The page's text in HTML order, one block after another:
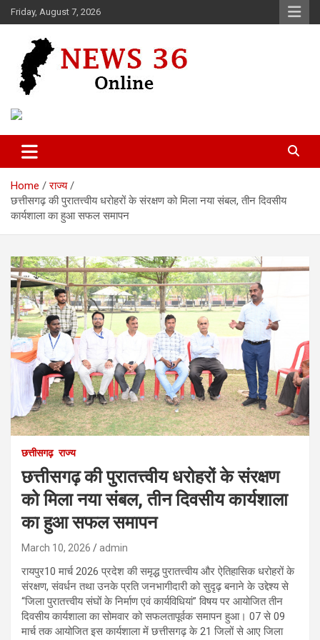
Skip
to
Friday, August 7, 2026
News 36
Home
राज्य
छत्तीसगढ़ की पुरातत्त्वीय धरोहरों के संरक्षण को मिला नया संबल, तीन दिवसीय
कार्यशाला का हुआ सफल समापन
छत्तीसगढ़ राज्य
छत्तीसगढ़ की पुरातत्त्वीय धरोहरों के संरक्षण
को मिला नया संबल, तीन दिवसीय कार्यशाला
का हुआ सफल समापन
March 10, 2026 admin
रायपुर10 मार्च 2026 प्रदेश की समृद्ध पुरातत्त्वीय और ऐतिहासिक धरोहरों के
संरक्षण, संवर्धन तथा उनके प्रति जनभागीदारी को सुदृढ़ बनाने के उद्देश्य से
“जिला पुरातत्त्वीय संघों के निर्माण एवं कार्यविधियां” विषय पर आयोजित तीन
दिवसीय कार्यशाला का सोमवार को सफलतापूर्वक समापन हुआ। 07 से 09
मार्च तक आयोजित इस कार्यशाला में छत्तीसगढ़ के 21 जिलों से आए जिला